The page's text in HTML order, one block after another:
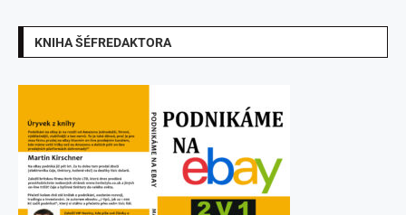
KNIHA ŠÉFREDAKTORA